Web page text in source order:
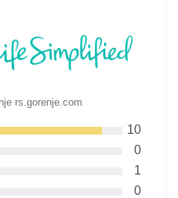
rs.gorenje.com
10
0
1
0